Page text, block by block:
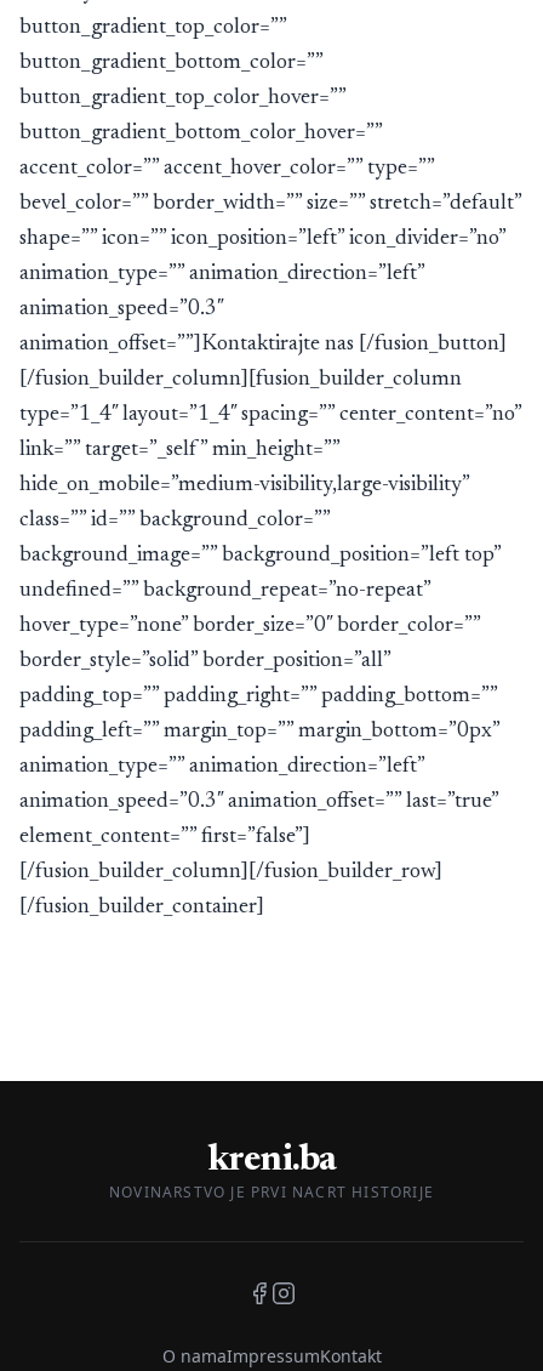
button_gradient_top_color=””
button_gradient_bottom_color=””
button_gradient_top_color_hover=””
button_gradient_bottom_color_hover=””
accent_color=”” accent_hover_color=”” type=””
bevel_color=”” border_width=”” size=”” stretch=”default”
shape=”” icon=”” icon_position=”left” icon_divider=”no”
animation_type=”” animation_direction=”left”
animation_speed=”0.3″
animation_offset=””]Kontaktirajte nas [/fusion_button]
[/fusion_builder_column][fusion_builder_column
type=”1_4″ layout=”1_4″ spacing=”” center_content=”no”
link=”” target=”_self” min_height=””
hide_on_mobile=”medium-visibility,large-visibility”
class=”” id=”” background_color=””
background_image=”” background_position=”left top”
undefined=”” background_repeat=”no-repeat”
hover_type=”none” border_size=”0″ border_color=””
border_style=”solid” border_position=”all”
padding_top=”” padding_right=”” padding_bottom=””
padding_left=”” margin_top=”” margin_bottom=”0px”
animation_type=”” animation_direction=”left”
animation_speed=”0.3″ animation_offset=”” last=”true”
element_content=”” first=”false”]
[/fusion_builder_column][/fusion_builder_row]
[/fusion_builder_container]
kreni.ba
NOVINARSTVO JE PRVI NACRT HISTORIJE
O namaImpressumKontakt